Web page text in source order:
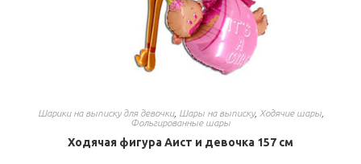
Шарики на выписку для девочки, Шары на выписку, Ходячие шары,
Фольгированные шары
Ходячая фигура Аист и девочка 157 см